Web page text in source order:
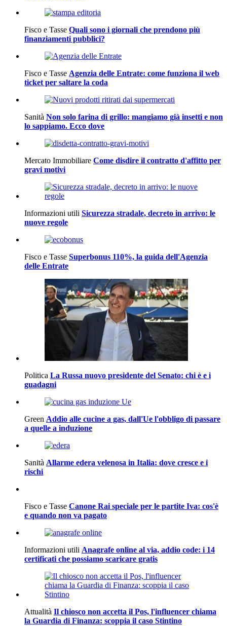
Fisco e Tasse Quali sono i giornali che prendono più
finanziamenti pubblici?
Fisco e Tasse Agenzia delle Entrate: come funziona il web
ticket per saltare la coda
Sanità Non solo farina di grillo: mangiamo già insetti e non
lo sappiamo. Ecco dove
Mercato Immobiliare Come disdire il contratto d'affitto per
gravi motivi
Informazioni utili Sicurezza stradale, decreto in arrivo: le
nuove regole
Fisco e Tasse Superbonus 110%, la guida dell'Agenzia
delle Entrate
Politica La Russa nuovo presidente del Senato: chi è e i
guadagni
Green Addio alle cucine a gas, dall'Ue l'obbligo di passare
a quelle a induzione
Sanità Allarme edera velenosa in Italia: dove cresce e i
rischi
Fisco e Tasse Canone Rai speciale per le partite Iva: cos'è
e quando non va pagato
Informazioni utili Anagrafe online al via, addio code: i 14
certificati che possiamo scaricare gratis
Attualità Il chiosco non accetta il Pos, l'influencer chiama
la Guardia di Finanza: scoppia il caso Stintino